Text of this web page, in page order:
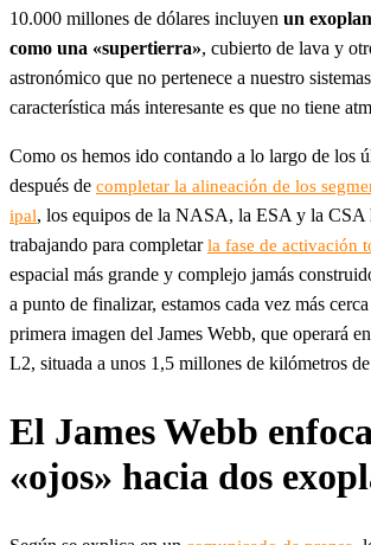
10.000 millones de dólares incluyen un
como una «supertierra», cubierto de lava y
astronómico que no pertenece a nuestro
característica más interesante es que no tiene
Como os hemos ido contando a lo largo de los
después de completar la alineación de los
ipal, los equipos de la NASA, la ESA y la CSA
trabajando para completarla fase de activación
espacial más grande y complejo jamás
a punto de finalizar, estamos cada vez más
primera imagen del James Webb, que operará
L2, situada a unos 1,5 millones de kilómetros
El James Webb
«ojos» hacia dos